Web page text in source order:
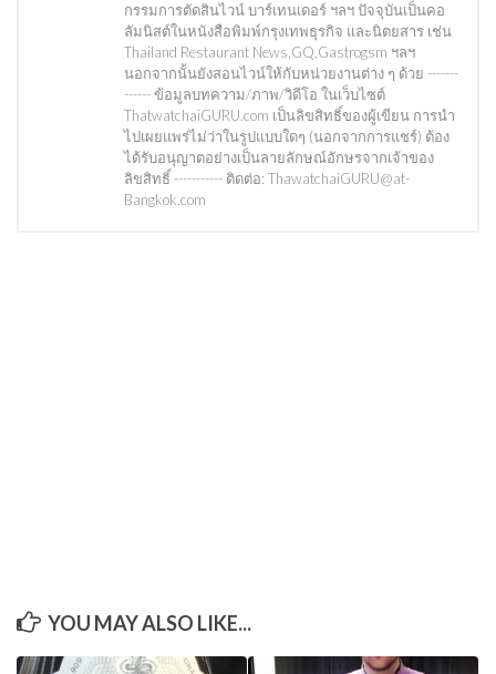
กรรมการตัดสินไวน์ บาร์เทนเดอร์ ฯลฯ ปัจจุบันเป็นคอ
ลัมนิสต์ในหนังสือพิมพ์กรุงเทพธุรกิจ และนิตยสาร เช่น
Thailand Restaurant News,GQ,Gastrogsm ฯลฯ
นอกจากนั้นยังสอนไวน์ให้กับหน่วยงานต่าง ๆ ด้วย -------
------ ข้อมูลบทความ/ภาพ/วิดีโอ ในเว็บไซต์
ThatwatchaiGURU.com เป็นลิขสิทธิ์ของผู้เขียน การนำ
ไปเผยแพร่ไม่ว่าในรูปแบบใดๆ (นอกจากการแชร์) ต้อง
ได้รับอนุญาตอย่างเป็นลายลักษณ์อักษรจากเจ้าของ
ลิขสิทธิ์ ----------- ติดต่อ: ThawatchaiGURU@at-
Bangkok.com
YOU MAY ALSO LIKE...